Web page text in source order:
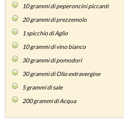
10grammi di peperoncini piccanti
20grammi di prezzemolo
1spicchio di Aglio
10grammi di vino bianco
30grammi di pomodori
30grammi di Olio extravergine
5grammi di sale
200grammi di Acqua